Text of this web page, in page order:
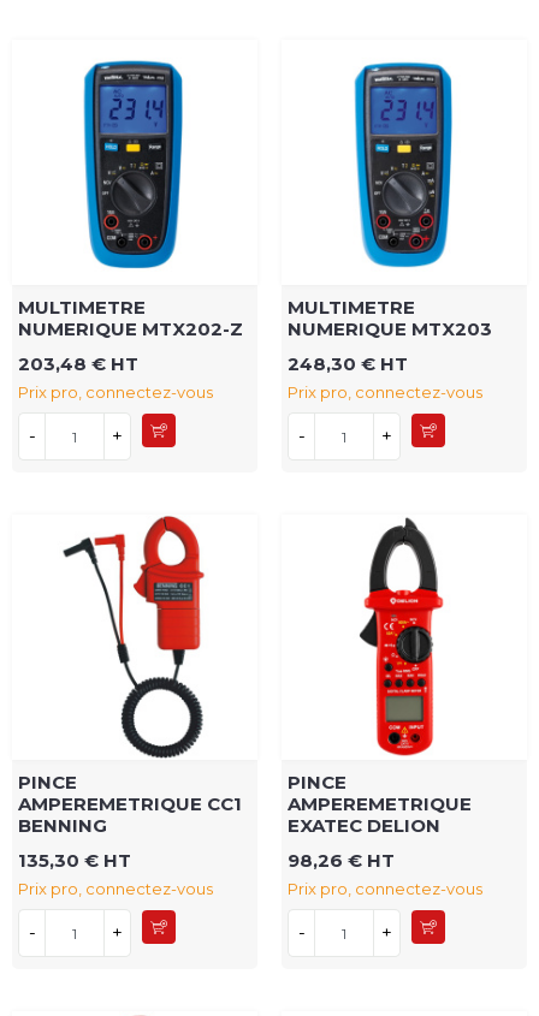
MULTIMETRE
NUMERIQUE MTX202-Z
203,48 € HT
Prix pro, connectez-vous
- +
MULTIMETRE
NUMERIQUE MTX203
248,30 € HT
Prix pro, connectez-vous
- +
PINCE
AMPEREMETRIQUE CC1
BENNING
135,30 € HT
Prix pro, connectez-vous
- +
PINCE
AMPEREMETRIQUE
EXATEC DELION
98,26 € HT
Prix pro, connectez-vous
- +